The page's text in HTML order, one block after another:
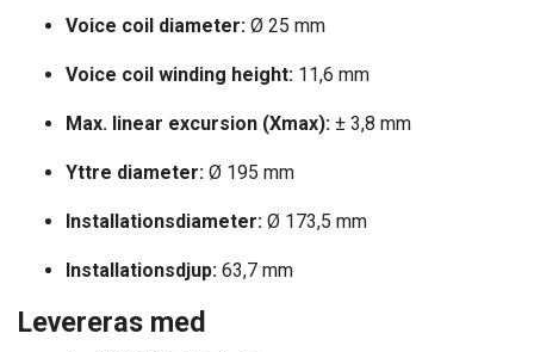
Voice coil diameter: Ø 25 mm
Voice coil winding height: 11,6 mm
Max. linear excursion (Xmax): ± 3,8 mm
Yttre diameter: Ø 195 mm
Installationsdiameter: Ø 173,5 mm
Installationsdjup: 63,7 mm
Levereras med